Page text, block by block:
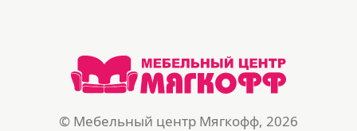
© Мебельный центр Мягкофф, 2026